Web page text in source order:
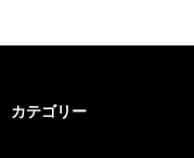
カテゴリー